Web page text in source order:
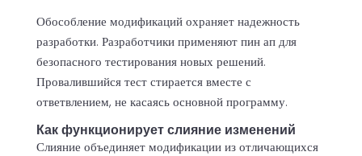
Обособление модификаций охраняет надежность
разработки. Разработчики применяют пин ап для
безопасного тестирования новых решений.
Провалившийся тест стирается вместе с
ответвлением, не касаясь основной программу.
Как функционирует слияние изменений
Слияние объединяет модификации из отличающихся